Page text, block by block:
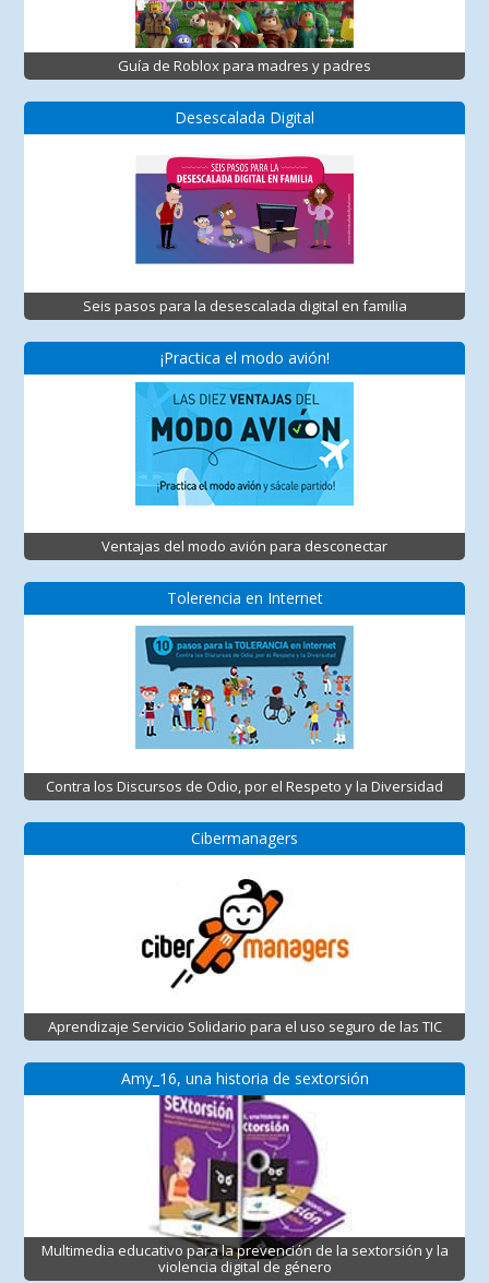
Guía de Roblox para madres y padres
Desescalada Digital
Seis pasos para la desescalada digital en familia
¡Practica el modo avión!
Ventajas del modo avión para desconectar
Tolerencia en Internet
Contra los Discursos de Odio, por el Respeto y la Diversidad
Cibermanagers
Aprendizaje Servicio Solidario para el uso seguro de las TIC
Amy_16, una historia de sextorsión
Multimedia educativo para la prevención de la sextorsión y la
violencia digital de género